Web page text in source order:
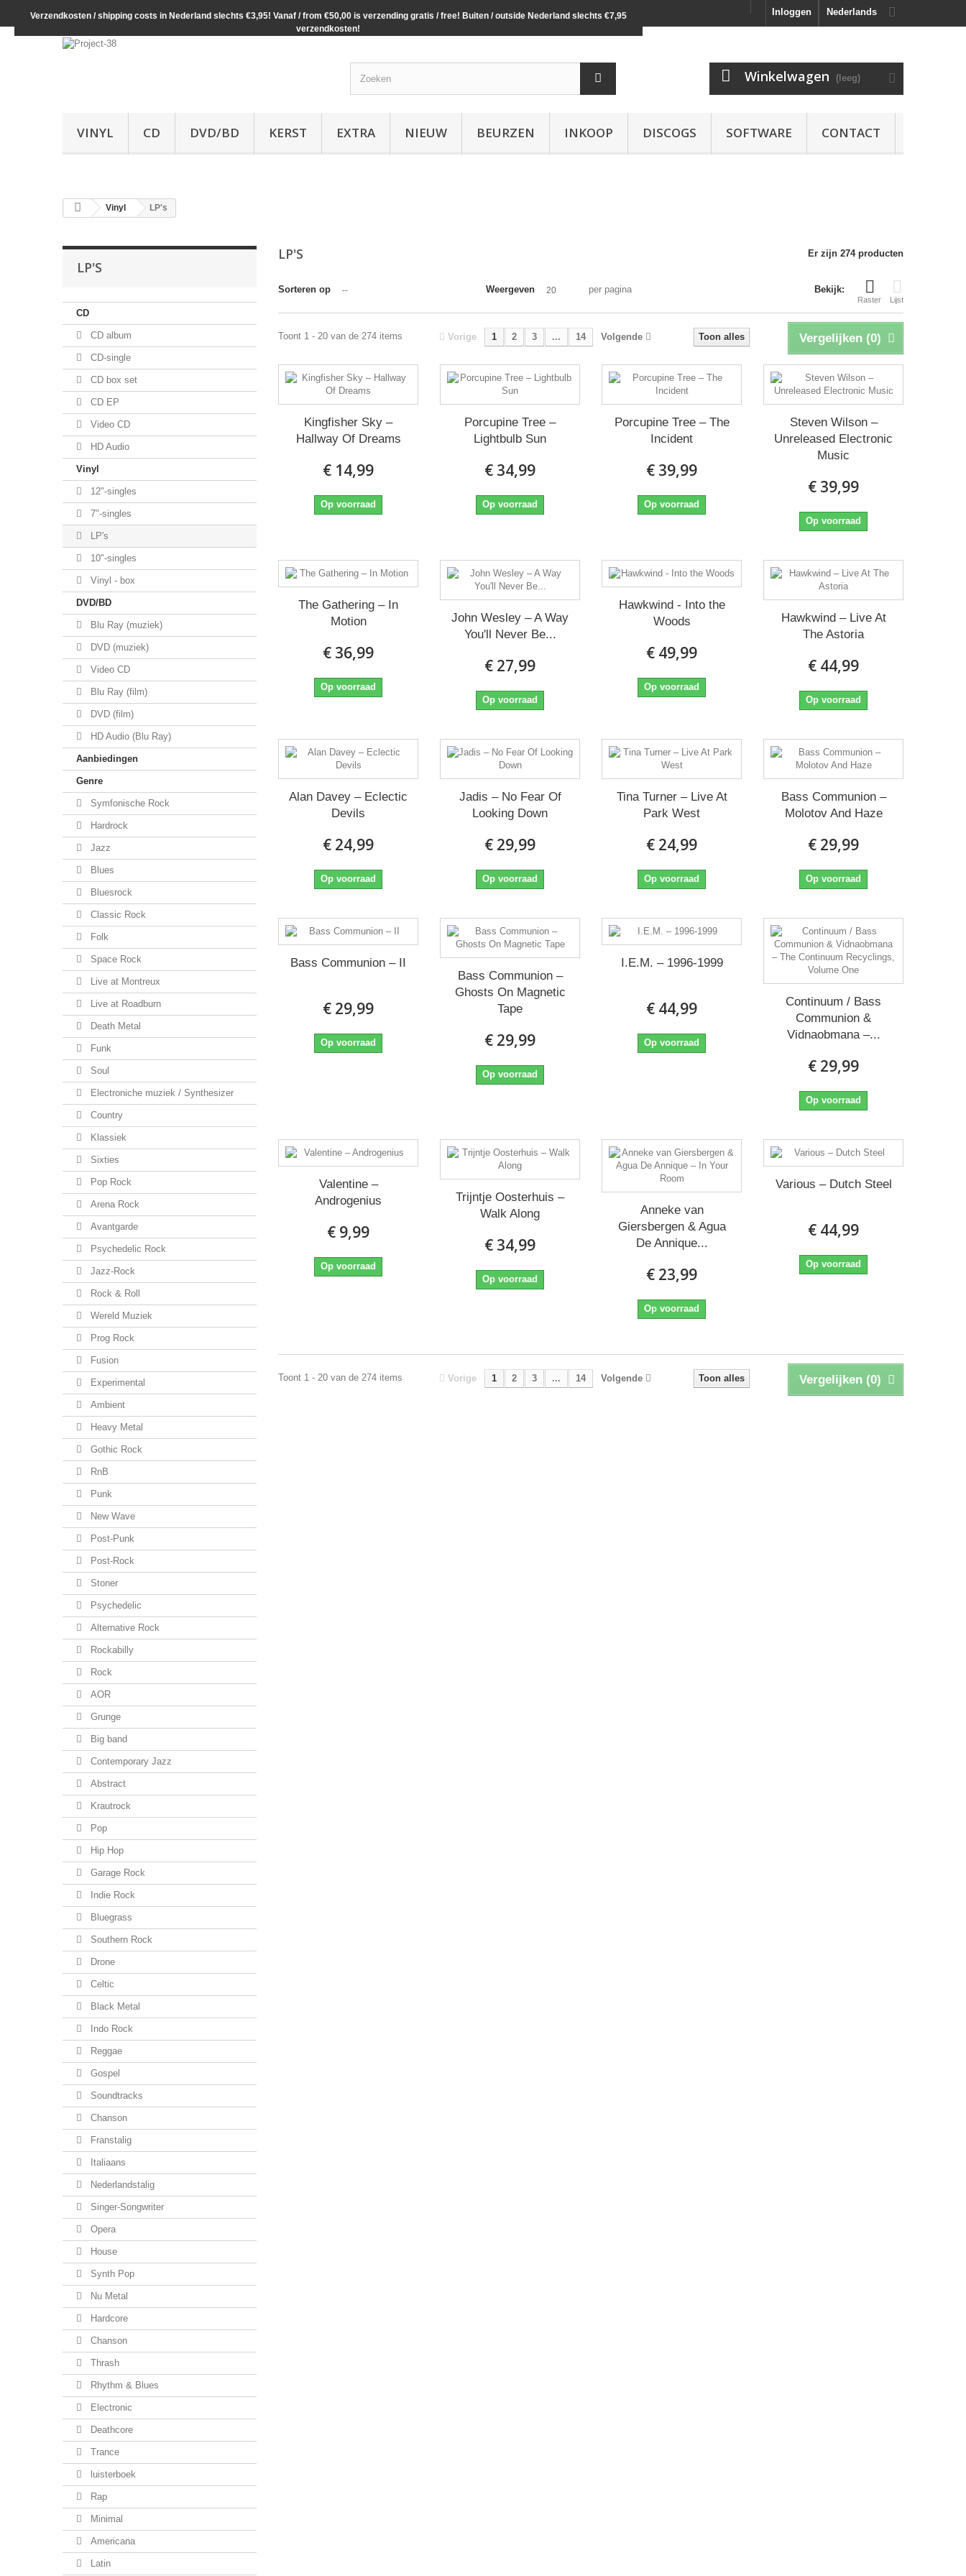
Verzendkosten / shipping costs in Nederland slechts €3,95! Vanaf / from €50,00 is verzending gratis / free! Buiten / outside Nederland slechts €7,95
verzendkosten!
Nederlands
Inloggen
Winkelwagen (leeg)
VINYL CD DVD/BD KERST EXTRA NIEUW BEURZEN INKOOP DISCOGS SOFTWARE CONTACT
Vinyl LP's
LP'S
CD
CD album
CD-single
CD box set
CD EP
Video CD
HD Audio
Vinyl
12"-singles
7"-singles
LP's
10"-singles
Vinyl - box
DVD/BD
Blu Ray (muziek)
DVD (muziek)
Video CD
Blu Ray (film)
DVD (film)
HD Audio (Blu Ray)
Aanbiedingen
Genre
Symfonische Rock
Hardrock
Jazz
Blues
Bluesrock
Classic Rock
Folk
Space Rock
Live at Montreux
Live at Roadburn
Death Metal
Funk
Soul
Electroniche muziek / Synthesizer
Country
Klassiek
Sixties
Pop Rock
Arena Rock
Avantgarde
Psychedelic Rock
Jazz-Rock
Rock & Roll
Wereld Muziek
Prog Rock
Fusion
Experimental
Ambient
Heavy Metal
Gothic Rock
RnB
Punk
New Wave
Post-Punk
Post-Rock
Stoner
Psychedelic
Alternative Rock
Rockabilly
Rock
AOR
Grunge
Big band
Contemporary Jazz
Abstract
Krautrock
Pop
Hip Hop
Garage Rock
Indie Rock
Bluegrass
Southern Rock
Drone
Celtic
Black Metal
Indo Rock
Reggae
Gospel
Soundtracks
Chanson
Franstalig
Italiaans
Nederlandstalig
Singer-Songwriter
Opera
House
Synth Pop
Nu Metal
Hardcore
Chanson
Thrash
Rhythm & Blues
Electronic
Deathcore
Trance
luisterboek
Rap
Minimal
Americana
Latin
LP'S Er zijn 274 producten
Bekijk:
Raster Lijst
Sorteren op -- Weergeven 20 per pagina
Vergelijken (0)
Toon alles
Vorige 1 2 3 ... 14 Volgende
Toont 1 - 20 van de 274 items
Kingfisher Sky ‎–
Hallway Of Dreams
€ 14,99
Op voorraad
Porcupine Tree ‎–
Lightbulb Sun
€ 34,99
Op voorraad
Porcupine Tree ‎– The
Incident
€ 39,99
Op voorraad
Steven Wilson ‎–
Unreleased Electronic
Music
€ 39,99
Op voorraad
The Gathering ‎– In
Motion
€ 36,99
Op voorraad
John Wesley ‎– A Way
You'll Never Be...
€ 27,99
Op voorraad
Hawkwind - Into the
Woods
€ 49,99
Op voorraad
Hawkwind ‎– Live At
The Astoria
€ 44,99
Op voorraad
Alan Davey ‎– Eclectic
Devils
€ 24,99
Op voorraad
Jadis ‎– No Fear Of
Looking Down
€ 29,99
Op voorraad
Tina Turner ‎– Live At
Park West
€ 24,99
Op voorraad
Bass Communion ‎–
Molotov And Haze
€ 29,99
Op voorraad
Bass Communion ‎– II
€ 29,99
Op voorraad
Bass Communion ‎–
Ghosts On Magnetic
Tape
€ 29,99
Op voorraad
I.E.M. ‎– 1996-1999
€ 44,99
Op voorraad
Continuum / Bass
Communion &
Vidnaobmana –...
€ 29,99
Op voorraad
Valentine ‎–
Androgenius
€ 9,99
Op voorraad
Trijntje Oosterhuis ‎–
Walk Along
€ 34,99
Op voorraad
Anneke van
Giersbergen & Agua
De Annique...
€ 23,99
Op voorraad
Various ‎– Dutch Steel
€ 44,99
Op voorraad
Vergelijken (0)
Toon alles
Vorige 1 2 3 ... 14 Volgende
Toont 1 - 20 van de 274 items